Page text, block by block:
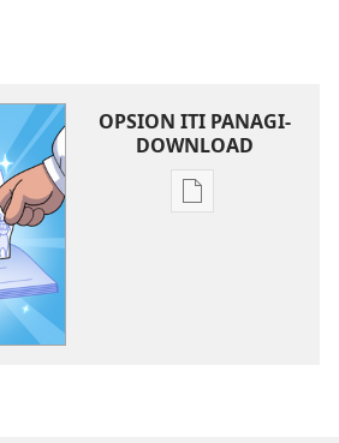
OPSION ITI PANAGI-
DOWNLOAD
Dagiti